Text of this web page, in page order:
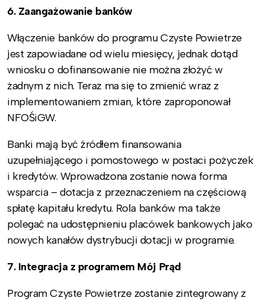
6. Zaangażowanie banków
Włączenie banków do programu Czyste Powietrze
jest zapowiadane od wielu miesięcy, jednak dotąd
wniosku o dofinansowanie nie można złożyć w
żadnym z nich. Teraz ma się to zmienić wraz z
implementowaniem zmian, które zaproponował
NFOŚiGW.
Banki mają być źródłem finansowania
uzupełniającego i pomostowego w postaci pożyczek
i kredytów. Wprowadzona zostanie nowa forma
wsparcia – dotacja z przeznaczeniem na częściową
spłatę kapitału kredytu. Rola banków ma także
polegać na udostępnieniu placówek bankowych jako
nowych kanałów dystrybucji dotacji w programie.
7. Integracja z programem Mój Prąd
Program Czyste Powietrze zostanie zintegrowany z